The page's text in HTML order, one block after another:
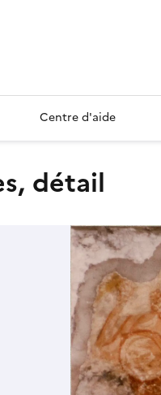
Centre d'aide
détail